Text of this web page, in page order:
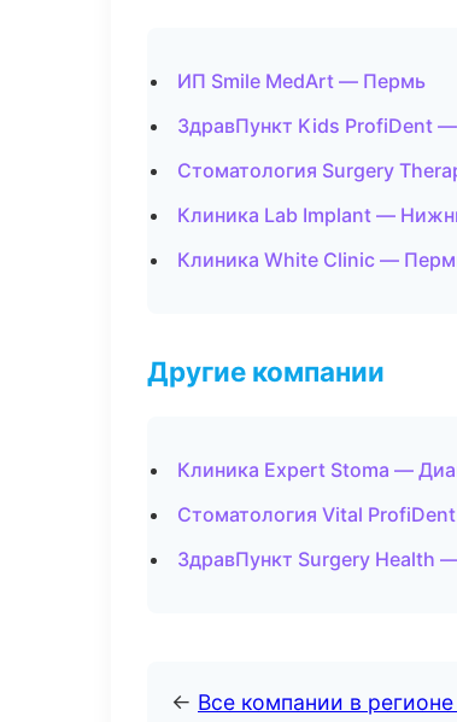
ИП Smile MedArt — Пермь
ЗдравПункт Kids ProfiDent
Стоматология Surgery
Клиника Lab Implant —
Клиника White Clinic —
Другие компании
Клиника Expert Stoma —
Стоматология Vital
ЗдравПункт Surgery Health
← Все компании в